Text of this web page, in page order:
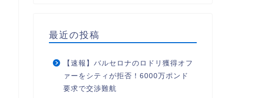
最近の投稿
【速報】バルセロナのロドリ獲得オフ
ァーをシティが拒否！6000万ポンド
要求で交渉難航